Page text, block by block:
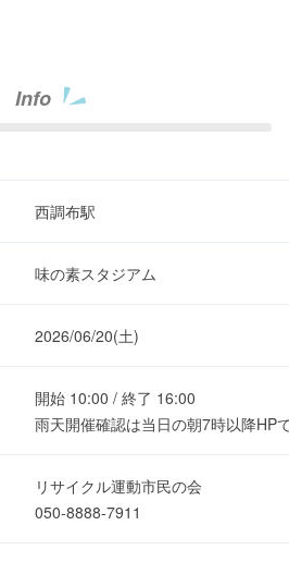
Info
西調布駅
味の素スタジアム
2026/06/20(土)
開始 10:00 / 終了 16:00
雨天開催確認は当日の朝7時以降HP
リサイクル運動市民の会
050-8888-7911